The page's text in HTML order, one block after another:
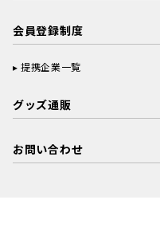
会員登録制度
提携企業一覧
グッズ通販
お問い合わせ